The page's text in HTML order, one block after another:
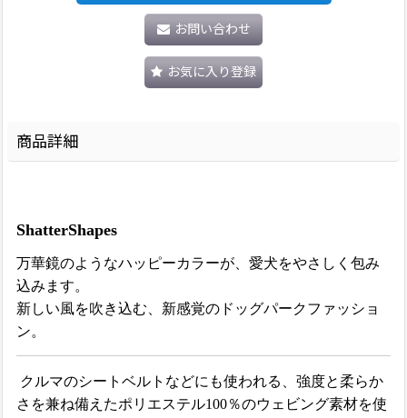
お問い合わせ
お気に入り登録
商品詳細
ShatterShapes
万華鏡のようなハッピーカラーが、愛犬をやさしく包み
込みます。
新しい風を吹き込む、新感覚のドッグパークファッショ
ン。
クルマのシートベルトなどにも使われる、強度と柔らか
さを兼ね備えたポリエステル100％のウェビング素材を使